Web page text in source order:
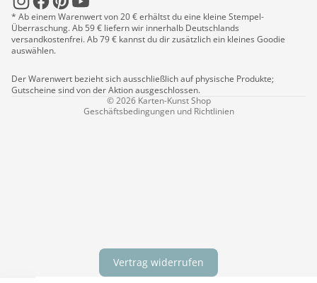
* Ab einem Warenwert von 20 € erhältst du eine kleine Stempel-
Überraschung. Ab 59 € liefern wir innerhalb Deutschlands
versandkostenfrei. Ab 79 € kannst du dir zusätzlich ein kleines Goodie
auswählen.
Der Warenwert bezieht sich ausschließlich auf physische Produkte;
Gutscheine sind von der Aktion ausgeschlossen.
© 2026 Karten-Kunst Shop
Geschäftsbedingungen und Richtlinien
Impressum
Kontaktinformationen
Versand
Widerrufsrecht
Vertrag widerrufen